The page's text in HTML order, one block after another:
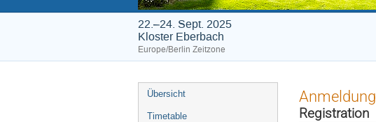
22.–24. Sept. 2025
Kloster Eberbach
Europe/Berlin Zeitzone
Veranstaltungsmenü
Übersicht
Timetable
Anmeldung
Registration